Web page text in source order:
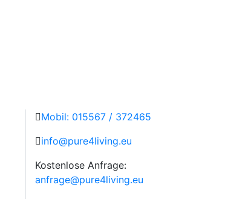
Mobil: 015567 / 372465
info@pure4living.eu
Kostenlose Anfrage:
anfrage@pure4living.eu